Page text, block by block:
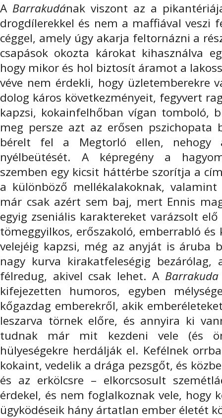
A Barrakudának viszont az a
drogdílerekkel és nem a maffiával veszi
céggel, amely úgy akarja feltornázni a
csapások okozta károkat kihasználva
hogy mikor és hol biztosít áramot a
véve nem érdekli, hogy üzletemberekre
dolog káros következményeit, fegyvert
kapzsi, kokainfelhőban vígan tomboló,
meg persze azt az erősen pszichopata
bérelt fel a Megtorló ellen, nehogy
nyélbeütését. A képregény a
szemben egy kicsit háttérbe szorítja a
a különböző mellékalakoknak,
már csak azért sem baj, mert Ennis
egyig zseniális karaktereket varázsolt
tömeggyilkos, erőszakoló, emberrabló
velejéig kapzsi, még az anyját is áruba
nagy kurva kirakatfeleségig
félredug, akivel csak lehet. A
kifejezetten humoros, egyben
kőgazdag emberekről, akik
leszarva törnek előre, és annyira ki
tudnak már mit kezdeni vele (és
hülyeségekre herdálják el. Kefélnek
kokaint, vedelik a drága pezsgőt, és
és az erkölcsre – elkorcsosult
érdekel, és nem foglalkoznak vele, hogy
ügyködéseik hány ártatlan ember életét